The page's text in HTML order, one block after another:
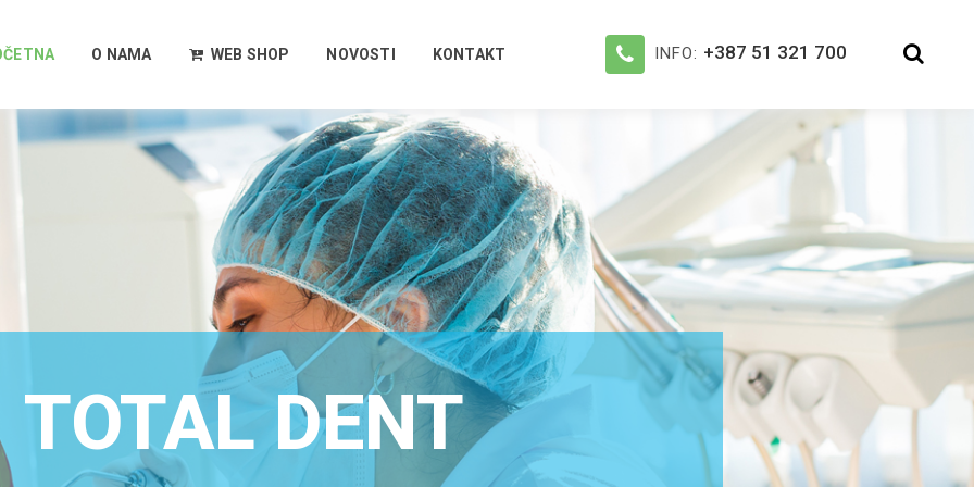
INFO: +387 51 321 700
O NAMA WEB SHOP NOVOSTI KONTAKT
TOTAL DENT